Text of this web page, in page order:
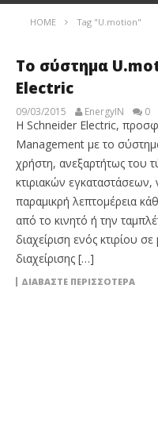
HOME Tag "U.motion"
Το σύστημα
Electric
09/03/2015 EnergyIN 0
Η Schneider Electric,
Management με το
χρήστη, ανεξαρτήτως του
κτιριακών εγκαταστάσεων,
παραμικρή λεπτομέρεια
από το κινητό ή την
διαχείριση ενός κτιρίου
διαχείρισης […]
ΔΙΑΒΆΣΤΕ ΠΕΡΙΣΣΌΤΕΡΑ